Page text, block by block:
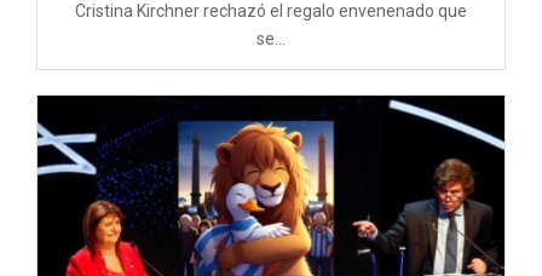
Cristina Kirchner rechazó el regalo envenenado que
se...